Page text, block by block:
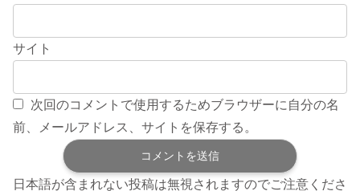
サイト
次回のコメントで使用するためブラウザーに自分の名
前、メールアドレス、サイトを保存する。
日本語が含まれない投稿は無視されますのでご注意くださ